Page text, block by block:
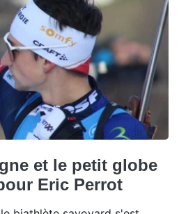
et le petit globe
Eric Perrot